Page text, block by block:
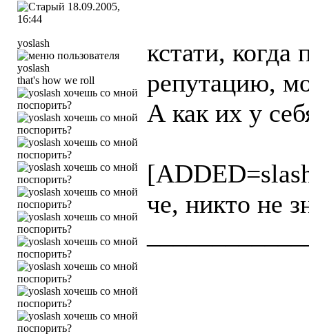
18.09.2005,
16:44
yoslash
that's how we roll
кстати,
репутацию,
А как их у
че, никто не